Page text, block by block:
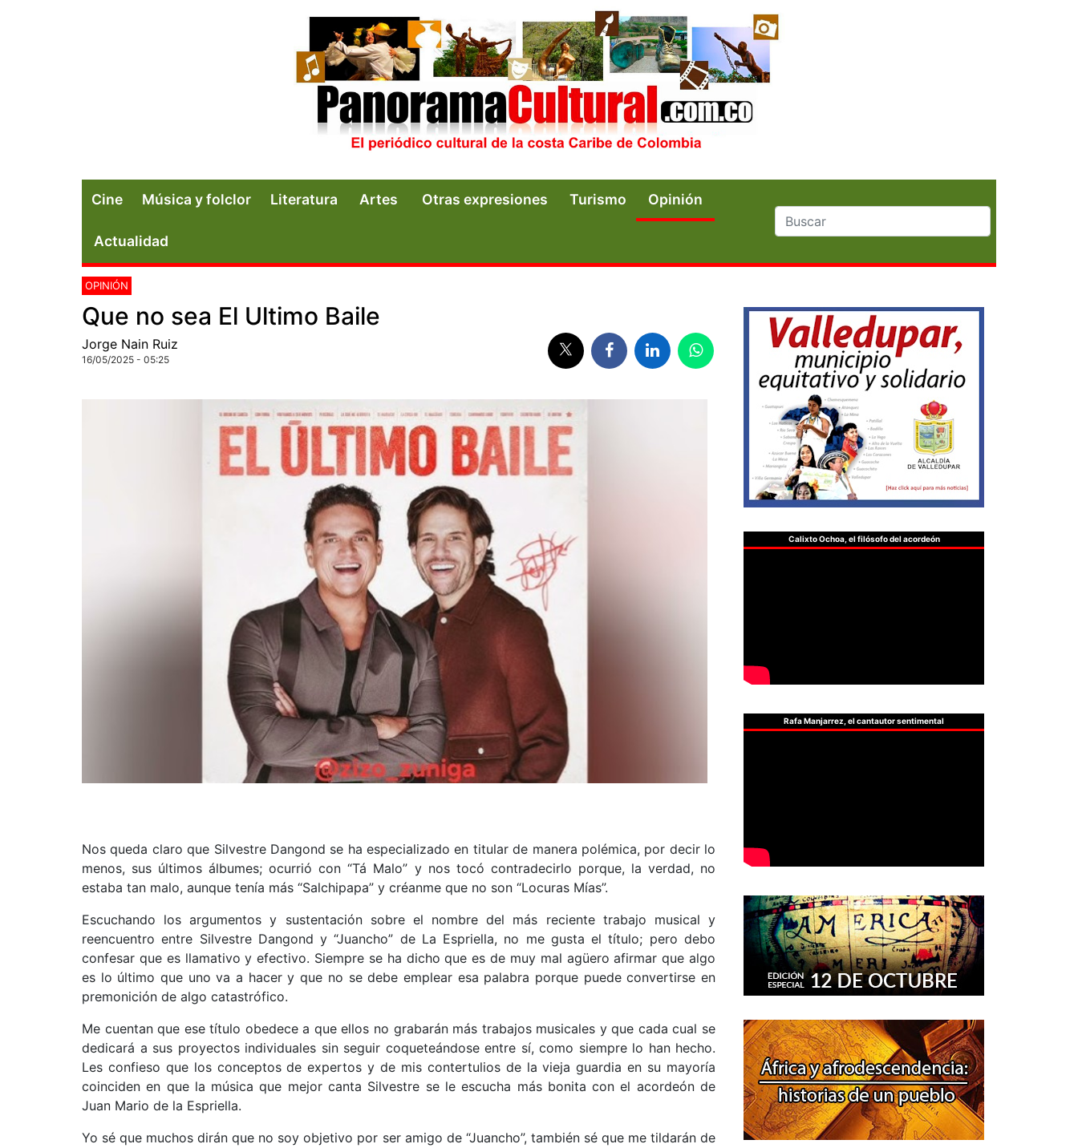
Cine Música y folclor Literatura Artes Otras expresiones Turismo Opinión
Actualidad
OPINIÓN
Que no sea El Ultimo Baile
Jorge Nain Ruiz
16/05/2025 - 05:25
Nos queda claro que Silvestre Dangond se ha especializado en titular de manera polémica, por decir lo
menos, sus últimos álbumes; ocurrió con “Tá Malo” y nos tocó contradecirlo porque, la verdad, no
estaba tan malo, aunque tenía más “Salchipapa” y créanme que no son “Locuras Mías”.
Escuchando los argumentos y sustentación sobre el nombre del más reciente trabajo musical y
reencuentro entre Silvestre Dangond y “Juancho” de La Espriella, no me gusta el título; pero debo
confesar que es llamativo y efectivo. Siempre se ha dicho que es de muy mal agüero afirmar que algo
es lo último que uno va a hacer y que no se debe emplear esa palabra porque puede convertirse en
premonición de algo catastrófico.
Me cuentan que ese título obedece a que ellos no grabarán más trabajos musicales y que cada cual se
dedicará a sus proyectos individuales sin seguir coqueteándose entre sí, como siempre lo han hecho.
Les confieso que los conceptos de expertos y de mis contertulios de la vieja guardia en su mayoría
coinciden en que la música que mejor canta Silvestre se le escucha más bonita con el acordeón de
Juan Mario de la Espriella.
Yo sé que muchos dirán que no soy objetivo por ser amigo de “Juancho”, también sé que me tildarán de
Calixto Ochoa, el filósofo del acordeón
Rafa Manjarrez, el cantautor sentimental